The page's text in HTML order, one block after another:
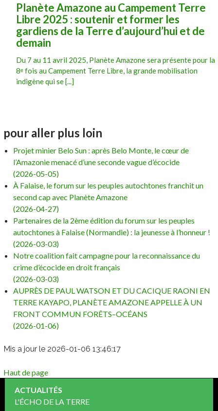
Planète Amazone au Campement Terre
Libre 2025 : soutenir et former les
gardiens de la Terre d’aujourd’hui et de
demain
Du 7 au 11 avril 2025, Planète Amazone sera présente pour la
8ᵉ fois au Campement Terre Libre, la grande mobilisation
indigène qui se [...]
pour aller plus loin
Projet minier Belo Sun : après Belo Monte, le cœur de
l’Amazonie menacé d’une seconde vague d’écocide
(2026-05-05)
À Falaise, le forum sur les peuples autochtones franchit un
second cap avec Planète Amazone
(2026-04-27)
Partenaires de la 2ème édition du forum sur les peuples
autochtones à Falaise (Normandie) : la jeunesse à l’honneur !
(2026-03-03)
Notre coalition fait campagne pour la reconnaissance du
crime d’écocide en droit français
(2026-03-03)
AUPRÈS DE PAUL WATSON ET DU CACIQUE RAONI EN
TERRE KAYAPO, PLANÈTE AMAZONE APPELLE À UN
FRONT COMMUN FORÊTS–OCÉANS
(2026-01-06)
Mis a jour le 2026-01-06 13:46:17
Haut de page
ACTUALITÉS
L'ÉCHO DE LA TERRE